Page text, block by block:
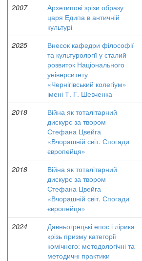
2007
Архетипові зрізи образу
царя Едипа в античній
культурі
2025
Внесок кафедри філософії
та культурології у сталий
розвиток Національного
університету
«Чернігівський колегіум»
імені Т. Г. Шевченка
2018
Війна як тоталітарний
дискурс за твором
Стефана Цвейга
«Вчорашній світ. Спогади
європейця»
2018
Війна як тоталітарний
дискурс за твором
Стефана Цвейга
«Вчорашній світ. Спогади
європейця»
2024
Давньогрецькі епос і лірика
крізь призму категорії
комічного: методологічні та
методичні практики